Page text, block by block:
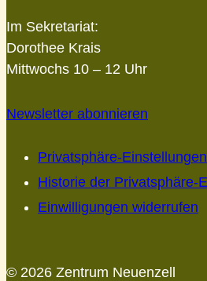
Im Sekretariat:
Dorothee Krais
Mittwochs 10 – 12 Uhr
Newsletter abonnieren
Privatsphäre-
Historie der Privatsphäre-
Einwilligungen widerrufen
© 2026 Zentrum Neuenzell